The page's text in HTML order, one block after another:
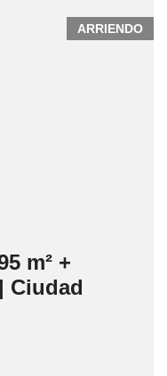
ARRIENDO
m² +
Ciudad